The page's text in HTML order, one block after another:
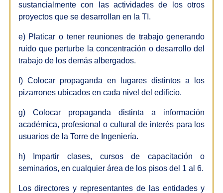
sustancialmente con las actividades de los otros
proyectos que se desarrollan en la TI.
e) Platicar o tener reuniones de trabajo generando
ruido que perturbe la concentración o desarrollo del
trabajo de los demás albergados.
f) Colocar propaganda en lugares distintos a los
pizarrones ubicados en cada nivel del edificio.
g) Colocar propaganda distinta a información
académica, profesional o cultural de interés para los
usuarios de la Torre de Ingeniería.
h) Impartir clases, cursos de capacitación o
seminarios, en cualquier área de los pisos del 1 al 6.
Los directores y representantes de las entidades y